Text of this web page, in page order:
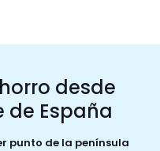
desde
España
punto de la península